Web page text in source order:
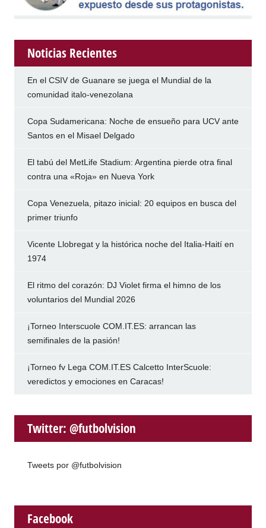
Noticias Recientes
En el CSIV de Guanare se juega el Mundial de la
comunidad italo-venezolana
Copa Sudamericana: Noche de ensueño para UCV ante
Santos en el Misael Delgado
El tabú del MetLife Stadium: Argentina pierde otra final
contra una «Roja» en Nueva York
Copa Venezuela, pitazo inicial: 20 equipos en busca del
primer triunfo
Vicente Llobregat y la histórica noche del Italia-Haití en
1974
El ritmo del corazón: DJ Violet firma el himno de los
voluntarios del Mundial 2026
¡Torneo Interscuole COM.IT.ES: arrancan las
semifinales de la pasión!
¡Torneo fv Lega COM.IT.ES Calcetto InterScuole:
veredictos y emociones en Caracas!
Twitter: @futbolvision
Tweets por @futbolvision
Facebook